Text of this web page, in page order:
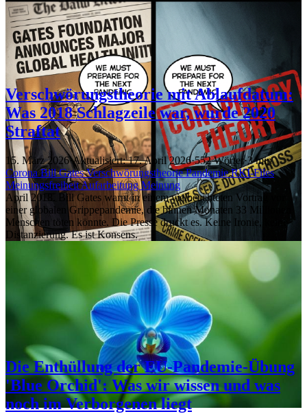
Verschwörungstheorie mit Ablaufdatum:
Was 2018 Schlagzeile war, wurde 2020
Straftat
15. März 2026·Aktualisiert: 17. April 2026·552 Wörter·3 min
CoronaBill GatesVerschwörungstheoriePandemieRKI-Files
MeinungsfreiheitAufarbeitungMeinung
April 2018. Bill Gates warnt in einem vielbeachteten Vortrag vor
einer globalen Grippepandemie, die binnen Monaten 33 Millionen
Menschen töten könnte. Die Presse druckt es. Keine Ironie, keine
Distanzierung. Es ist Konsens.
Die Enthüllung der EU-Pandemie-Übung
'Blue Orchid': Was wir wissen und was
noch im Verborgenen liegt